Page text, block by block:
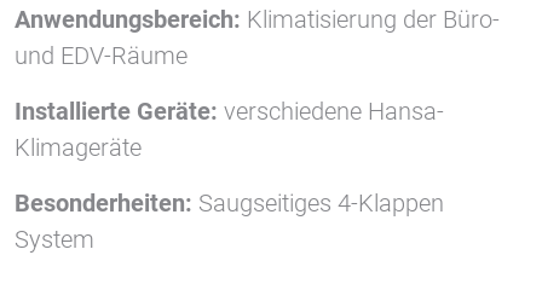
Anwendungsbereich: Klimatisierung der Büro-
und EDV-Räume
Installierte Geräte: verschiedene Hansa-
Klimageräte
Besonderheiten: Saugseitiges 4-Klappen
System
Vimeo